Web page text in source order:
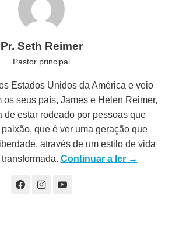
Pr. Seth Reimer
Pastor principal
Estados Unidos da América e veio
os seus país, James e Helen Reimer,
de estar rodeado por pessoas que
que é ver uma geração que
através de um estilo de vida
Continuar a ler →